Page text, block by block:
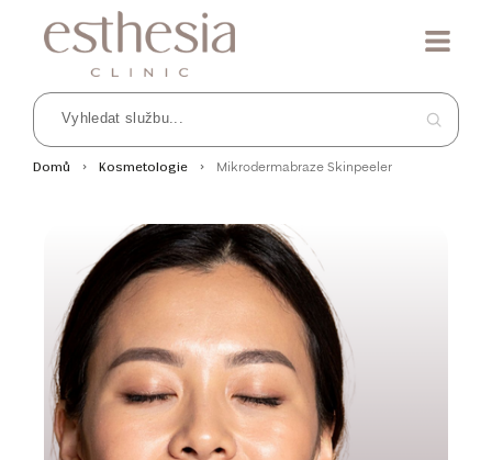
Domů Kosmetologie Mikrodermabraze Skinpeeler